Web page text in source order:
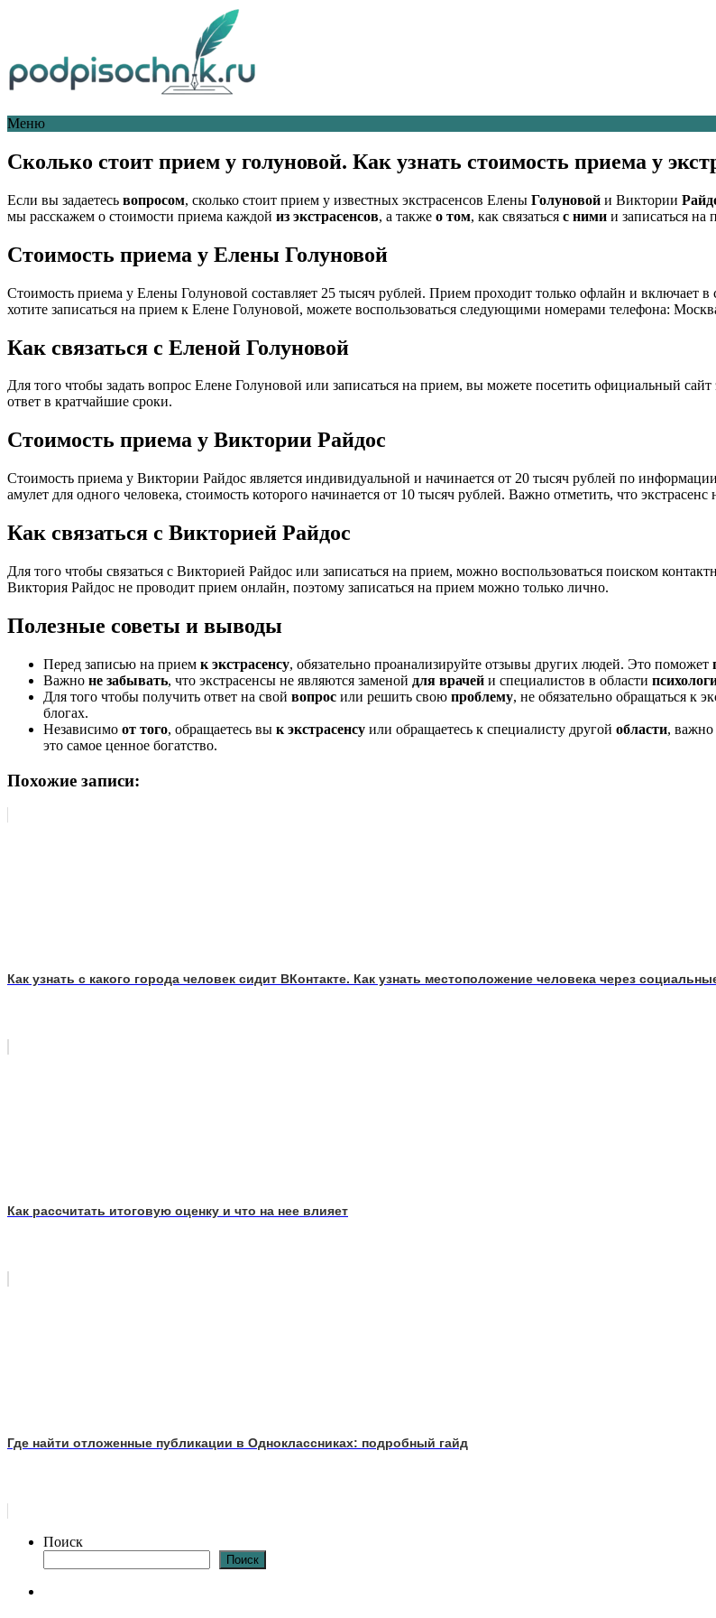
Меню
Сколько стоит прием у голуновой. Как узнать стоимость приема у
Если вы задаетесь вопросом, сколько стоит прием у известных экстрасенсов Елены Голуновой и Виктории
мы расскажем о стоимости приема каждой из экстрасенсов, а также о том, как связаться с ними и записаться на
Стоимость приема у Елены Голуновой
Стоимость приема у Елены Голуновой составляет 25 тысяч рублей. Прием проходит только офлайн и включает
хотите записаться на прием к Елене Голуновой, можете воспользоваться следующими номерами телефона:
Как связаться с Еленой Голуновой
Для того чтобы задать вопрос Елене Голуновой или записаться на прием, вы можете посетить официальный
ответ в кратчайшие сроки.
Стоимость приема у Виктории Райдос
Стоимость приема у Виктории Райдос является индивидуальной и начинается от 20 тысяч рублей по
амулет для одного человека, стоимость которого начинается от 10 тысяч рублей. Важно отметить, что
Как связаться с Викторией Райдос
Для того чтобы связаться с Викторией Райдос или записаться на прием, можно воспользоваться поиском
Виктория Райдос не проводит прием онлайн, поэтому записаться на прием можно только лично.
Полезные советы и выводы
Перед записью на прием к экстрасенсу, обязательно проанализируйте отзывы других людей. Это поможет
Важно не забывать, что экстрасенсы не являются заменой для врачей и специалистов в области
Для того чтобы получить ответ на свой вопрос или решить свою проблему, не обязательно обращаться к
блогах.
Независимо от того, обращаетесь вы к экстрасенсу или обращаетесь к специалисту другой области, важно
это самое ценное богатство.
Похожие записи:
Как узнать с какого города человек сидит ВКонтакте. Как узнать местоположение человека через
Как рассчитать итоговую оценку и что на нее влияет
Где найти отложенные публикации в Одноклассниках: подробный гайд
Поиск
Поиск